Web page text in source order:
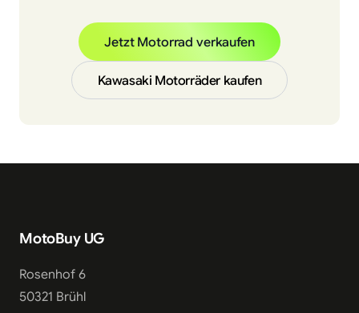
Jetzt Motorrad verkaufen
Kawasaki Motorräder kaufen
MotoBuy UG
Rosenhof 6
50321 Brühl